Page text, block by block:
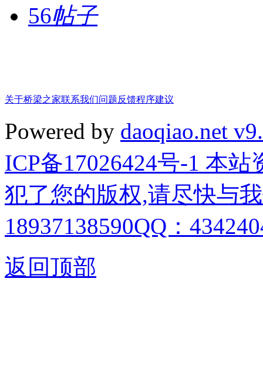
56帖子
关于桥梁之家联系我们问题反馈程序建议
Powered by daoqiao.net
ICP备17026424号-1 本
犯了您的版权,请尽快与
18937138590QQ：
返回顶部